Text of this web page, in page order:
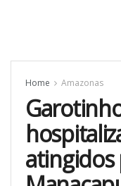
Home Amazonas